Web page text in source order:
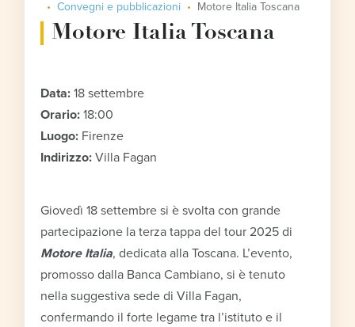
Convegni e pubblicazioni
Motore Italia Toscana
Motore Italia Toscana
Data: 18 settembre
Orario: 18:00
Luogo: Firenze
Indirizzo: Villa Fagan
Giovedì 18 settembre si è svolta con grande
partecipazione la terza tappa del tour 2025 di
Motore Italia, dedicata alla Toscana. L’evento,
promosso dalla Banca Cambiano, si è tenuto
nella suggestiva sede di Villa Fagan,
confermando il forte legame tra l’istituto e il